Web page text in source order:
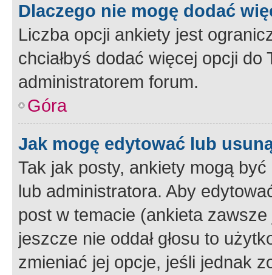
Dlaczego nie mogę dodać
Liczba opcji ankiety jest
chciałbyś dodać więcej opcji
administratorem forum.
Góra
Jak mogę edytować lub
Tak jak posty, ankiety mogą
lub administratora. Aby
post w temacie (ankieta
jeszcze nie oddał głosu to
zmieniać jej opcje, jeśli jednak